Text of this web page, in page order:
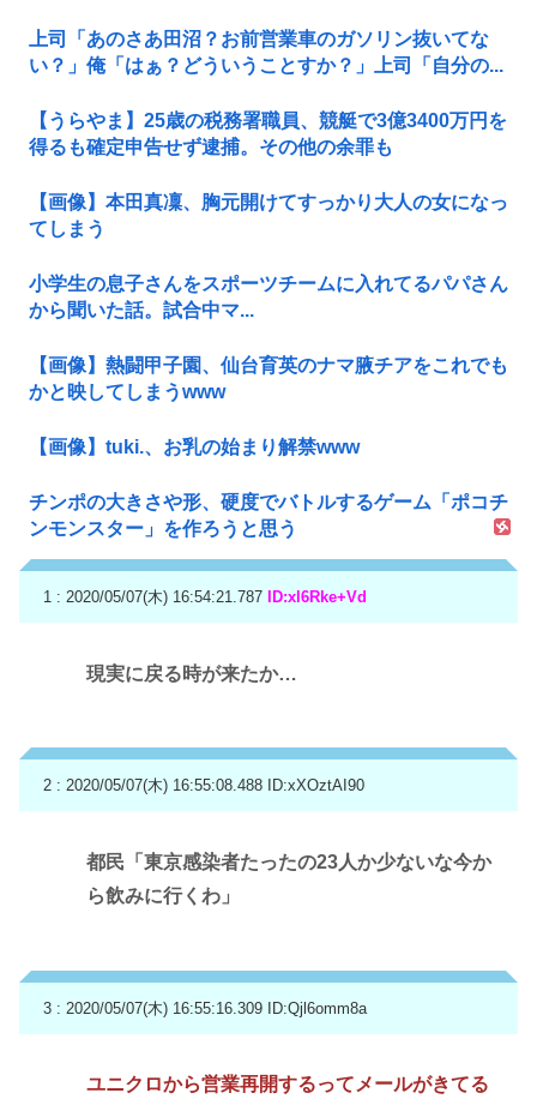
上司「あのさあ田沼？お前営業車のガソリン抜いてな
い？」俺「はぁ？どういうことすか？」上司「自分の...
【うらやま】25歳の税務署職員、競艇で3億3400万円を
得るも確定申告せず逮捕。その他の余罪も
【画像】本田真凜、胸元開けてすっかり大人の女になっ
てしまう
小学生の息子さんをスポーツチームに入れてるパパさん
から聞いた話。試合中マ...
【画像】熱闘甲子園、仙台育英のナマ腋チアをこれでも
かと映してしまうwww
【画像】tuki.、お乳の始まり解禁www
チンポの大きさや形、硬度でバトルするゲーム「ポコチ
ンモンスター」を作ろうと思う
1 : 2020/05/07(木) 16:54:21.787 ID:xl6Rke+Vd
現実に戻る時が来たか…
2 : 2020/05/07(木) 16:55:08.488 ID:xXOztAI90
都民「東京感染者たったの23人か少ないな今か
ら飲みに行くわ」
3 : 2020/05/07(木) 16:55:16.309 ID:Qjl6omm8a
ユニクロから営業再開するってメールがきてる